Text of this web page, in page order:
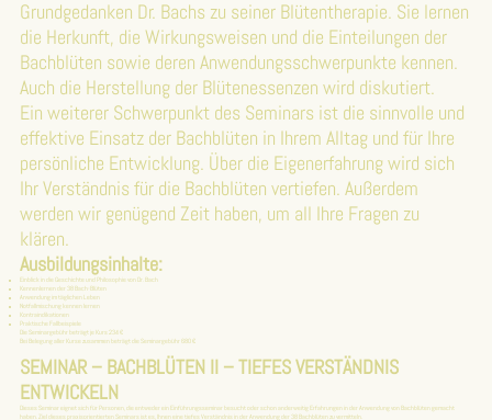
Grundgedanken Dr. Bachs zu seiner Blütentherapie. Sie lernen
die Herkunft, die Wirkungsweisen und die Einteilungen der
Bachblüten sowie deren Anwendungsschwerpunkte kennen.
Auch die Herstellung der Blütenessenzen wird diskutiert.
Ein weiterer Schwerpunkt des Seminars ist die sinnvolle und
effektive Einsatz der Bachblüten in Ihrem Alltag und für Ihre
persönliche Entwicklung. Über die Eigenerfahrung wird sich
Ihr Verständnis für die Bachblüten vertiefen. Außerdem
werden wir genügend Zeit haben, um all Ihre Fragen zu
klären.
Ausbildungsinhalte:
Einblick in die Geschichte und Philosophie von Dr. Bach
Kennenlernen der 38 Bach-Blüten
Anwendung im täglichen Leben
Notfallmischung kennen lernen
Kontraindikationen
Praktische Fallbeispiele
Die Seminargebühr beträgt je Kurs 234 €
Bei Belegung aller Kurse zusammen beträgt die Seminargebühr 680 €
SEMINAR – BACHBLÜTEN II – TIEFES VERSTÄNDNIS
ENTWICKELN
Dieses Seminar eignet sich für Personen, die entweder ein Einführungsseminar besucht oder schon anderweitig Erfahrungen in der Anwendung von Bachblüten gemacht
haben. Ziel dieses praxisorientierten Seminars ist es, Ihnen eine tiefes Verständnis in der Anwendung der 38 Bachblüten zu vermitteln.